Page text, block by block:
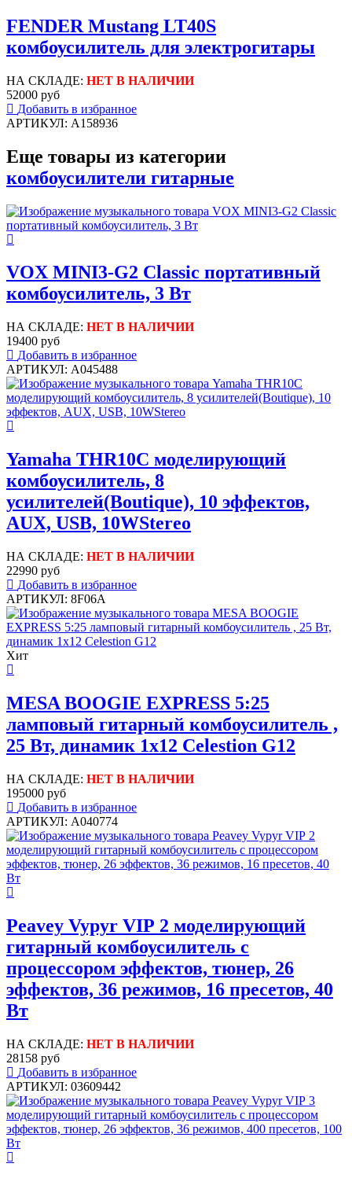
FENDER Mustang LT40S
комбоусилитель для электрогитары
НА СКЛАДЕ: НЕТ В НАЛИЧИИ
52000 руб
Добавить в избранное
АРТИКУЛ: A158936
Еще товары из категории
комбоусилители гитарные
VOX MINI3-G2 Classic портативный
комбоусилитель, 3 Вт
НА СКЛАДЕ: НЕТ В НАЛИЧИИ
19400 руб
Добавить в избранное
АРТИКУЛ: A045488
Yamaha THR10C моделирующий
комбоусилитель, 8
усилителей(Boutique), 10 эффектов,
AUX, USB, 10WStereo
НА СКЛАДЕ: НЕТ В НАЛИЧИИ
22990 руб
Добавить в избранное
АРТИКУЛ: 8F06A
Хит
MESA BOOGIE EXPRESS 5:25
ламповый гитарный комбоусилитель ,
25 Вт, динамик 1x12 Celestion G12
НА СКЛАДЕ: НЕТ В НАЛИЧИИ
195000 руб
Добавить в избранное
АРТИКУЛ: A040774
Peavey Vypyr VIP 2 моделирующий
гитарный комбоусилитель с
процессором эффектов, тюнер, 26
эффектов, 36 режимов, 16 пресетов, 40
Вт
НА СКЛАДЕ: НЕТ В НАЛИЧИИ
28158 руб
Добавить в избранное
АРТИКУЛ: 03609442